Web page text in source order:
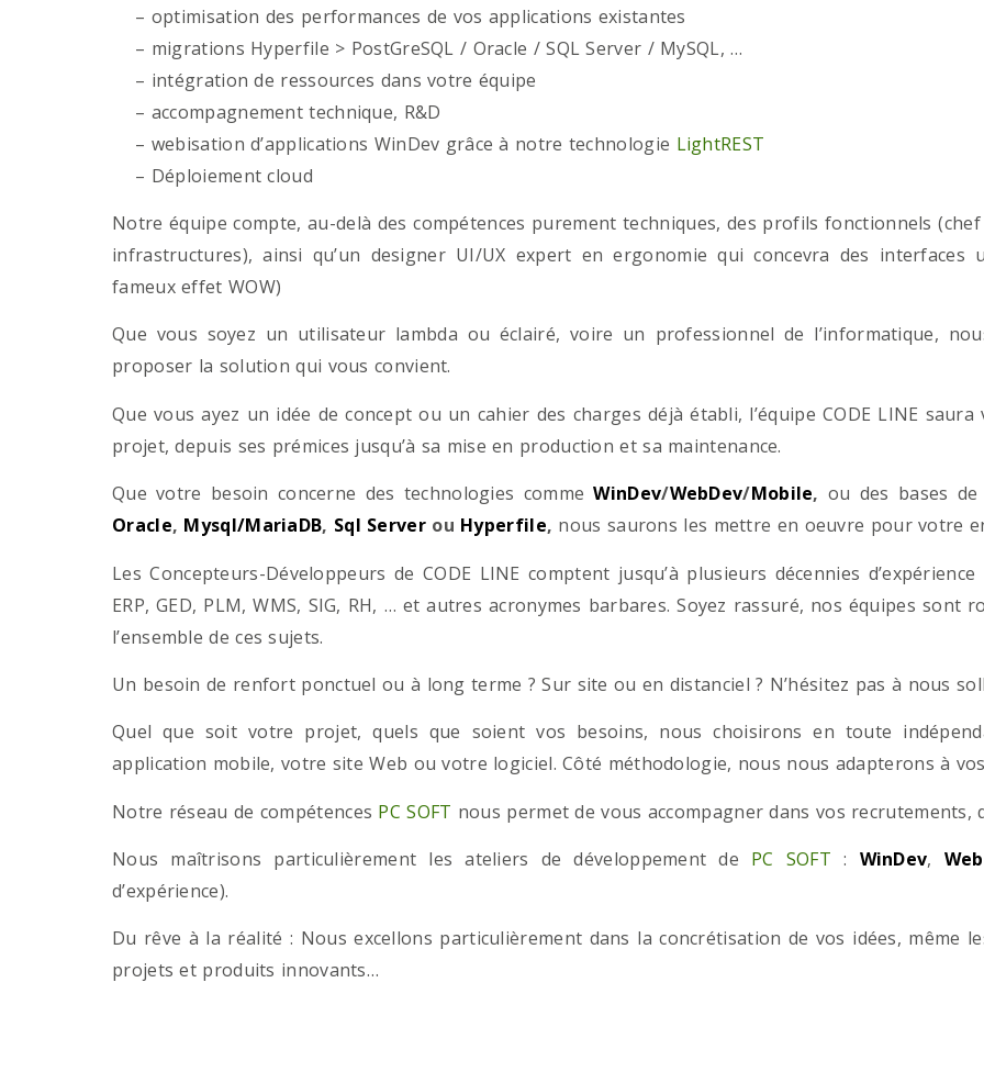
– optimisation des performances de vos applications existantes
– migrations Hyperfile > PostGreSQL / Oracle / SQL Server / MySQL, …
– intégration de ressources dans votre équipe
– accompagnement technique, R&D
– webisation d’applications WinDev grâce à notre technologie LightREST
– Déploiement cloud
Notre équipe compte, au-delà des compétences purement techniques, des profils fonctionnels
infrastructures), ainsi qu’un designer UI/UX expert en ergonomie qui concevra des
fameux effet WOW)
Que vous soyez un utilisateur lambda ou éclairé, voire un professionnel de l’informatique,
proposer la solution qui vous convient.
Que vous ayez un idée de concept ou un cahier des charges déjà établi, l’équipe CODE LINE
projet, depuis ses prémices jusqu’à sa mise en production et sa maintenance.
Que votre besoin concerne des technologies commeWinDev/WebDev/Mobile, ou des bases
Oracle, Mysql/MariaDB, Sql Serverou Hyperfile, nous saurons les mettre en oeuvre pour votre
Les Concepteurs-Développeurs de CODE LINE comptent jusqu’à plusieurs décennies
ERP, GED, PLM, WMS, SIG, RH, … et autres acronymes barbares. Soyez rassuré, nos équipes
l’ensemble de ces sujets.
Un besoin de renfort ponctuel ou à long terme ? Sur site ou en distanciel ? N’hésitez pas à nous
Quel que soit votre projet, quels que soient vos besoins, nous choisirons en toute
application mobile, votre site Web ou votre logiciel. Côté méthodologie, nous nous adapterons à
Notre réseau de compétences PC SOFT nous permet de vous accompagner dans vos
Nous maîtrisons particulièrement les ateliers de développement de PC SOFT : WinDev,
d’expérience).
Du rêve à la réalité : Nous excellons particulièrement dans la concrétisation de vos idées, même
projets et produits innovants…